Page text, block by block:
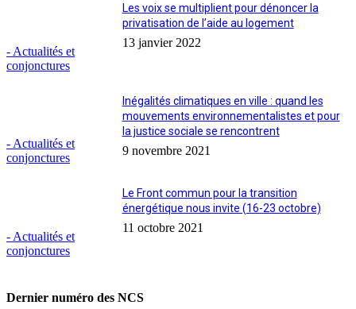
- Actualités et
conjonctures
Les voix se multiplient pour dénoncer la
privatisation de l’aide au logement
13 janvier 2022
- Actualités et
conjonctures
Inégalités climatiques en ville : quand les
mouvements environnementalistes et pour
la justice sociale se rencontrent
9 novembre 2021
- Actualités et
conjonctures
Le Front commun pour la transition
énergétique nous invite (16-23 octobre)
11 octobre 2021
Dernier numéro des NCS